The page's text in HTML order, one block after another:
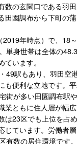
数の玄関口である羽
田園調布から下町の
2019年時点）で、18
単身世帯は全体の
います。
49駅もあり、羽田空
も便利な立地です。
街が多い田園調布駅
業ともに住人層が幅広
は23区でも上位を占
じています。労働者
有数の居住環境です。